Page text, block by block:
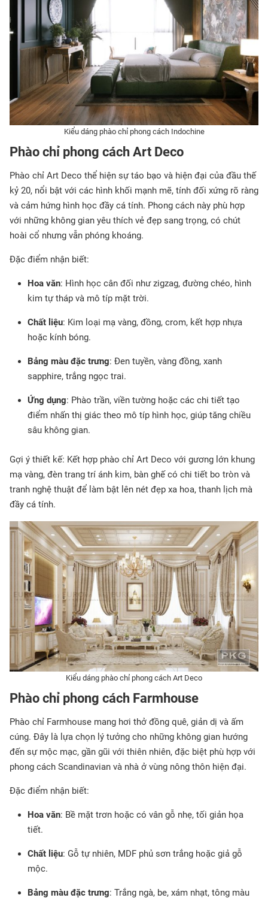
Kiểu dáng phào chỉ phong cách Indochine
Phào chỉ phong cách Art Deco
Phào chỉ Art Deco thể hiện sự táo bạo và hiện đại của đầu thế
kỷ 20, nổi bật với các hình khối mạnh mẽ, tính đối xứng rõ ràng
và cảm hứng hình học đầy cá tính. Phong cách này phù hợp
với những không gian yêu thích vẻ đẹp sang trọng, có chút
hoài cổ nhưng vẫn phóng khoáng.
Đặc điểm nhận biết:
Hoa văn: Hình học cân đối như zigzag, đường chéo, hình
kim tự tháp và mô típ mặt trời.
Chất liệu: Kim loại mạ vàng, đồng, crom, kết hợp nhựa
hoặc kính bóng.
Bảng màu đặc trưng: Đen tuyền, vàng đồng, xanh
sapphire, trắng ngọc trai.
Ứng dụng: Phào trần, viền tường hoặc các chi tiết tạo
điểm nhấn thị giác theo mô típ hình học, giúp tăng chiều
sâu không gian.
Gợi ý thiết kế: Kết hợp phào chỉ Art Deco với gương lớn khung
mạ vàng, đèn trang trí ánh kim, bàn ghế có chi tiết bo tròn và
tranh nghệ thuật để làm bật lên nét đẹp xa hoa, thanh lịch mà
đầy cá tính.
Kiểu dáng phào chỉ phong cách Art Deco
Phào chỉ phong cách Farmhouse
Phào chỉ Farmhouse mang hơi thở đồng quê, giản dị và ấm
cúng. Đây là lựa chọn lý tưởng cho những không gian hướng
đến sự mộc mạc, gần gũi với thiên nhiên, đặc biệt phù hợp với
phong cách Scandinavian và nhà ở vùng nông thôn hiện đại.
Đặc điểm nhận biết:
Hoa văn: Bề mặt trơn hoặc có vân gỗ nhẹ, tối giản họa
tiết.
Chất liệu: Gỗ tự nhiên, MDF phủ sơn trắng hoặc giả gỗ
mộc.
Bảng màu đặc trưng: Trắng ngà, be, xám nhạt, tông màu